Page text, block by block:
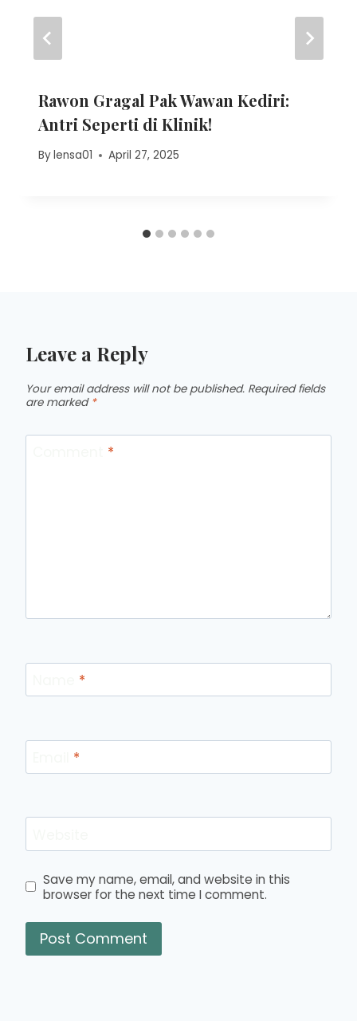
Rawon Gragal Pak Wawan Kediri:
Antri Seperti di Klinik!
Bylensa01 April 27, 2025
Leave a Reply
Your email address will not be published. Required fields
are marked *
*
*
*
Save my name, email, and website in this
browser for the next time I comment.